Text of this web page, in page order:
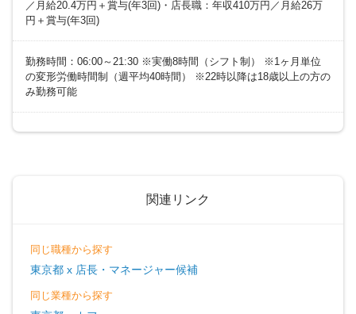
／月給20.4万円＋賞与(年3回)・店長職：年収410万円／月給26万
円＋賞与(年3回)
勤務時間：06:00～21:30 ※実働8時間（シフト制） ※1ヶ月単位
の変形労働時間制（週平均40時間） ※22時以降は18歳以上の方の
み勤務可能
関連リンク
同じ職種から探す
東京都 x 店長・マネージャー候補
同じ業種から探す